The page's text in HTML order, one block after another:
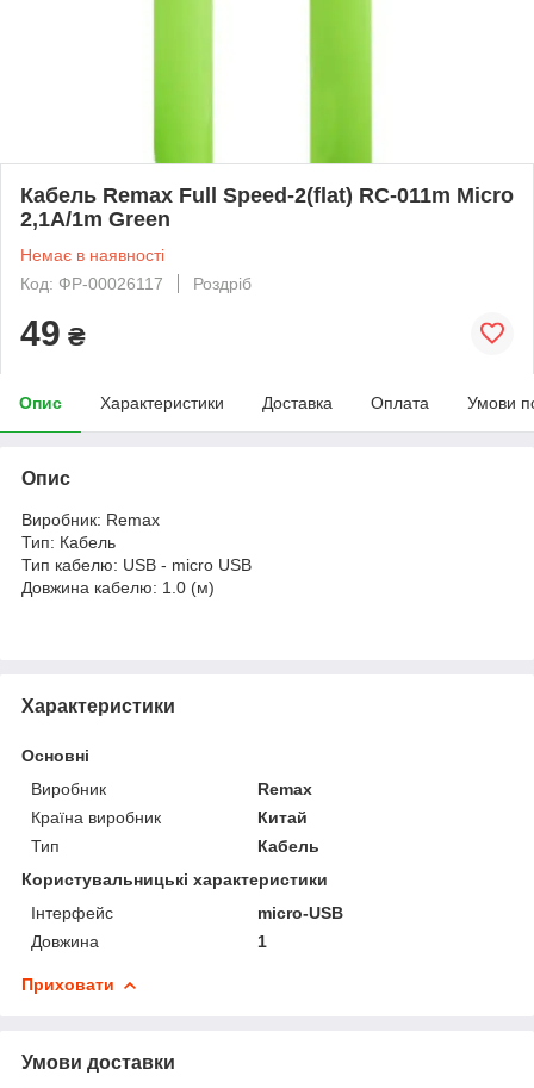
Кабель Remax Full Speed-2(flat) RC-011m Micro
2,1A/1m Green
Немає в наявності
Код: ФР-00026117
Роздріб
49 ₴
Опис Характеристики Доставка Оплата Умови
Опис
Виробник: Remax
Тип: Кабель
Тип кабелю: USB - micro USB
Довжина кабелю: 1.0 (м)
Характеристики
Основні
Виробник
Remax
Країна виробник
Китай
Тип
Кабель
Користувальницькі характеристики
Інтерфейс
micro-USB
Довжина
1
Приховати
Умови доставки